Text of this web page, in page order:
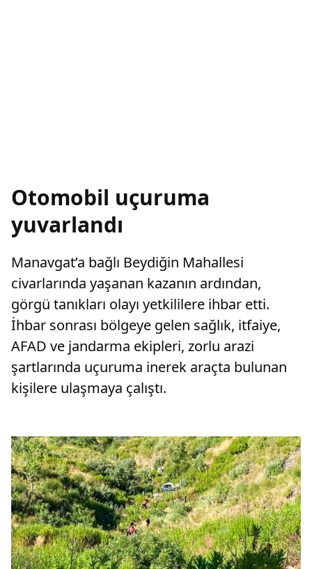
Otomobil uçuruma
yuvarlandı
Manavgat’a bağlı Beydiğin Mahallesi
civarlarında yaşanan kazanın ardından,
görgü tanıkları olayı yetkililere ihbar etti.
İhbar sonrası bölgeye gelen sağlık, itfaiye,
AFAD ve jandarma ekipleri, zorlu arazi
şartlarında uçuruma inerek araçta bulunan
kişilere ulaşmaya çalıştı.